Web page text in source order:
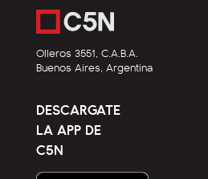
Olleros 3551, C.A.B.A.
Buenos Aires, Argentina
DESCARGATE
LA APP DE
C5N